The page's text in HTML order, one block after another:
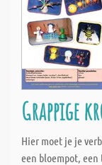
Grappige
Hier moet je je
een bloempot,